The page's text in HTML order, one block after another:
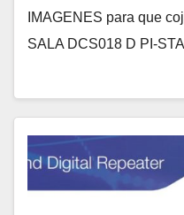
IMAGENES para que
SALA DCS018 D PI-